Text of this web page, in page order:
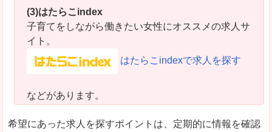
(3)はたらこindex
子育てをしながら働きたい女性にオススメの求人サ
イト。
はたらこindexで求人を探す
などがあります。
希望にあった求人を探すポイントは、定期的に情報を確認